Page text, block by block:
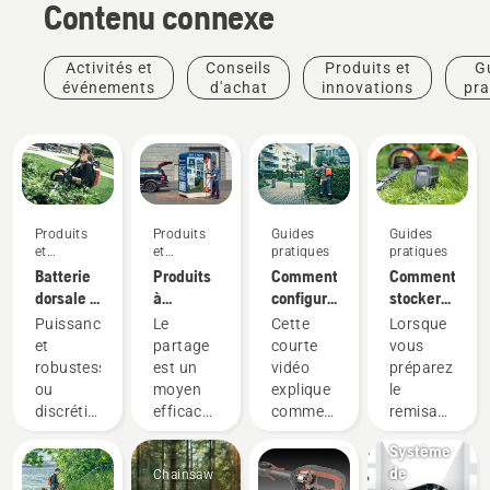
Contenu connexe
Activités et
événements
Conseils
d'achat
Produits et
innovations
Produits
et
innovations
Batterie
dorsale :
Une
révolution
pour les
outils
électriques
sur
batterie
Puissance
et
robustesse,
ou
discrétion
durabilité ?
Avec
Produits
et
innovations
Produits
à
batterie
à
partager
via des
cabanes
numériques
Le
partage
est un
moyen
efficace
responsable
d'utiliser
Chainsaw
Guides
pratiques
Comment
configurer
et
installer
correctement
la
batterie
Cette
courte
vidéo
explique
comment
et régler
la
Guides
pratiques
Comment
stocker
votre
batterie
Husqvarna
pendant
l'hiver
Lorsque
vous
préparez
le
remisage
de vos
batteries,
Produits
et
Système
de